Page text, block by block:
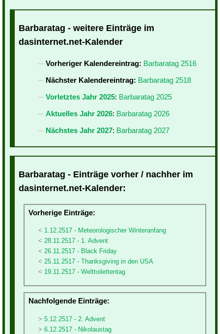
Barbaratag - weitere Einträge im
dasinternet.net-Kalender
Vorheriger Kalendereintrag: Barbaratag 2516
Nächster Kalendereintrag: Barbaratag 2518
Vorletztes Jahr 2025: Barbaratag 2025
Aktuelles Jahr 2026: Barbaratag 2026
Nächstes Jahr 2027: Barbaratag 2027
Barbaratag - Einträge vorher / nachher im
dasinternet.net-Kalender:
Vorherige Einträge:
1.12.2517 - Meteorologischer Winteranfang
28.11.2517 - 1. Advent
26.11.2517 - Black Friday
25.11.2517 - Thanksgiving in den USA
19.11.2517 - Welttoilettentag
Nachfolgende Einträge:
5.12.2517 - 2. Advent
6.12.2517 - Nikolaustag